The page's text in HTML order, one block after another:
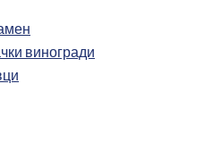
виногради